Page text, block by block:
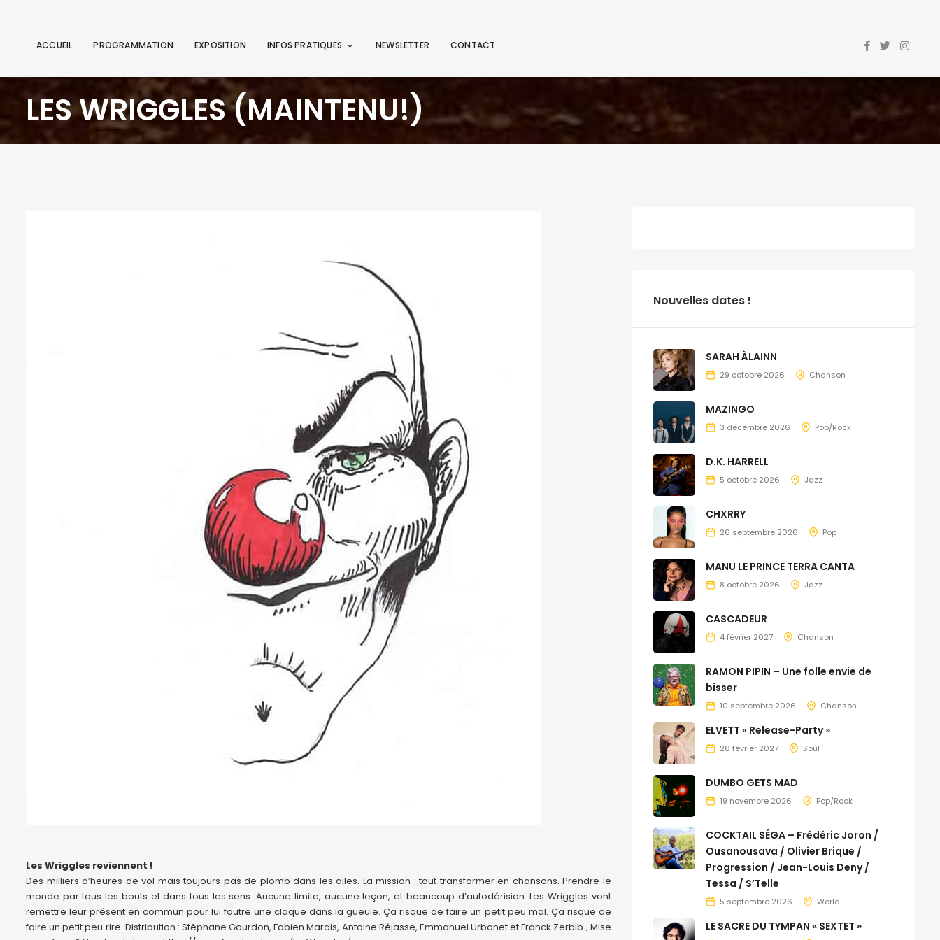
ACCUEIL PROGRAMMATION EXPOSITION INFOS PRATIQUES NEWSLETTER CONTACT
LES WRIGGLES (MAINTENU!)
Les Wriggles reviennent !
Des milliers d’heures de vol mais toujours pas de plomb dans les ailes. La mission : tout transformer en chansons. Prendre le
monde par tous les bouts et dans tous les sens. Aucune limite, aucune leçon, et beaucoup d’autodérision. Les Wriggles vont
remettre leur présent en commun pour lui foutre une claque dans la gueule. Ça risque de faire un petit peu mal. Ça risque de
faire un petit peu rire. Distribution : Stéphane Gourdon, Fabien Marais, Antoine Réjasse, Emmanuel Urbanet et Franck Zerbib ; Mise
Nouvelles dates !
SARAH ÀLAINN
29 octobre 2026 Chanson
MAZINGO
3 décembre 2026 Pop/Rock
D.K. HARRELL
5 octobre 2026 Jazz
CHXRRY
26 septembre 2026 Pop
MANU LE PRINCE TERRA CANTA
8 octobre 2026 Jazz
CASCADEUR
4 février 2027 Chanson
RAMON PIPIN – Une folle envie de
bisser
10 septembre 2026 Chanson
ELVETT « Release-Party »
26 février 2027 Soul
DUMBO GETS MAD
19 novembre 2026 Pop/Rock
COCKTAIL SÉGA – Frédéric Joron /
Ousanousava / Olivier Brique /
Progression / Jean-Louis Deny /
Tessa / S’Telle
5 septembre 2026 World
LE SACRE DU TYMPAN « SEXTET »